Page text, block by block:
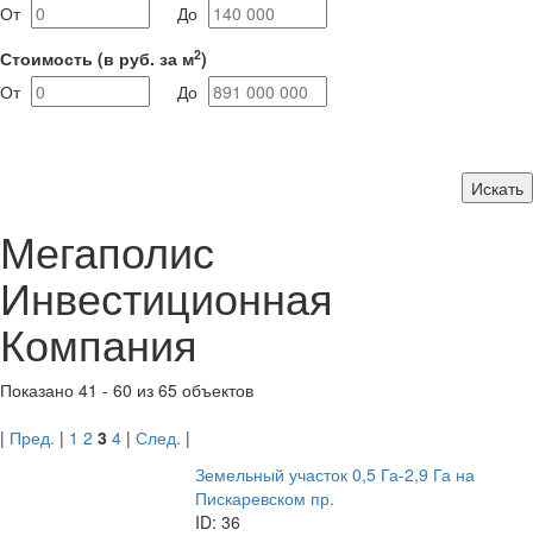
От
До
Стоимость (в руб. за м2)
От
До
Искать
Мегаполис
Инвестиционная
Компания
Показано 41 - 60 из 65 объектов
| Пред. | 1 2 3 4 | След. |
Земельный участок 0,5 Га-2,9 Га на
Пискаревском пр.
ID: 36